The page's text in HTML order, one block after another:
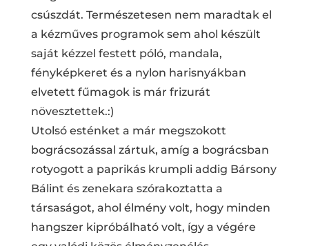
csúszdát. Természetesen nem maradtak el
a kézműves programok sem ahol készült
saját kézzel festett póló, mandala,
fényképkeret és a nylon harisnyákban
elvetett fűmagok is már frizurát
növesztettek.:)
Utolsó esténket a már megszokott
bográcsozással zártuk, amíg a bográcsban
rotyogott a paprikás krumpli addig Bársony
Bálint és zenekara szórakoztatta a
társaságot, ahol élmény volt, hogy minden
hangszer kipróbálható volt, így a végére